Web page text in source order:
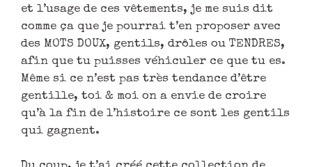
et l’usage de ces vêtements, je me suis dit
comme ça que je pourrai t’en proposer avec
des MOTS DOUX, gentils, drôles ou TENDRES,
afin que tu puisses véhiculer ce que tu es.
Même si ce n’est pas très tendance d’être
gentille, toi & moi on a envie de croire
qu’à la fin de l’histoire ce sont les gentils
qui gagnent.